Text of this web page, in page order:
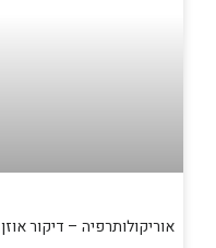
אוריקולותרפיה – דיקור אוזן